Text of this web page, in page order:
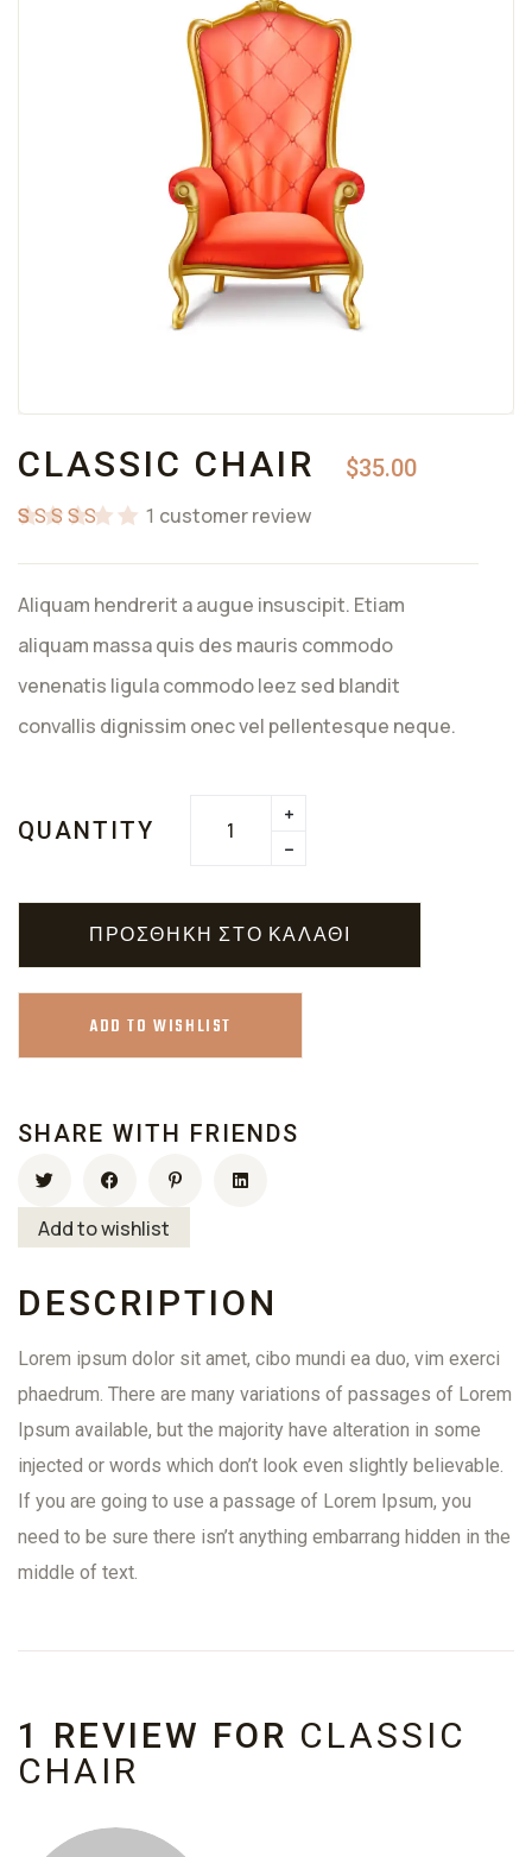
CLASSIC CHAIR $35.00
με βάση
βαθμολογία
πελάτη
1 customer review
Aliquam hendrerit a augue insuscipit. Etiam
aliquam massa quis des mauris commodo
venenatis ligula commodo leez sed blandit
convallis dignissim onec vel pellentesque neque.
QUANTITY
ΠΡΟΣΘΉΚΗ ΣΤΟ ΚΑΛΆΘΙ
ADD TO WISHLIST
SHARE WITH FRIENDS
Add to wishlist
DESCRIPTION
Lorem ipsum dolor sit amet, cibo mundi ea duo, vim exerci
phaedrum. There are many variations of passages of Lorem
Ipsum available, but the majority have alteration in some
injected or words which don’t look even slightly believable.
If you are going to use a passage of Lorem Ipsum, you
need to be sure there isn’t anything embarrang hidden in the
middle of text.
1 REVIEW FOR CLASSIC
CHAIR